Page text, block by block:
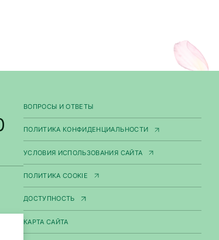
ВОПРОСЫ И ОТВЕТЫ
ПОЛИТИКА КОНФИДЕНЦИАЛЬНОСТИ
УСЛОВИЯ ИСПОЛЬЗОВАНИЯ САЙТА
ПОЛИТИКА COOKIE
ДОСТУПНОСТЬ
КАРТА САЙТА